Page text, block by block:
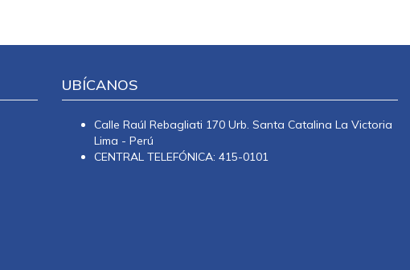
UBÍCANOS
Calle Raúl Rebagliati 170 Urb. Santa Catalina La Victoria
Lima - Perú
CENTRAL TELEFÓNICA: 415-0101